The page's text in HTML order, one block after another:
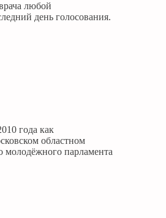
любой
день голосования.
года как
областном
парламента